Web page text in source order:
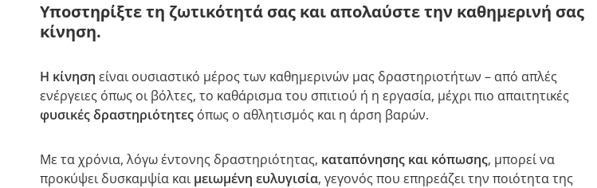
Υποστηρίξτε τη ζωτικότητά σας και απολαύστε την καθημερινή σας
κίνηση.
Η κίνηση είναι ουσιαστικό μέρος των καθημερινών μας δραστηριοτήτων – από απλές
ενέργειες όπως οι βόλτες, το καθάρισμα του σπιτιού ή η εργασία, μέχρι πιο απαιτητικές
φυσικές δραστηριότητες όπως ο αθλητισμός και η άρση βαρών.
Με τα χρόνια, λόγω έντονης δραστηριότητας, καταπόνησης και κόπωσης, μπορεί να
προκύψει δυσκαμψία καιμειωμένη ευλυγισία, γεγονός που επηρεάζει την ποιότητα της